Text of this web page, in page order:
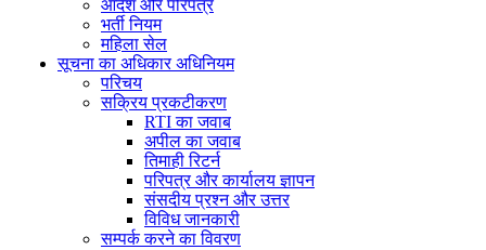
आदेश और परिपत्र
भर्ती नियम
महिला सेल
सूचना का अधिकार अधिनियम
परिचय
सक्रिय प्रकटीकरण
RTI का जवाब
अपील का जवाब
तिमाही रिटर्न
परिपत्र और कार्यालय ज्ञापन
संसदीय प्रश्न और उत्तर
विविध जानकारी
सम्पर्क करने का विवरण